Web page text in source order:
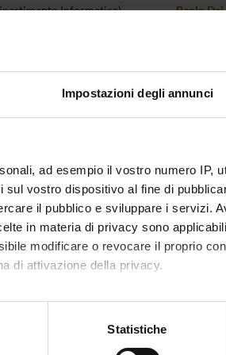
Impostazioni degli annunci
ad esempio il vostro numero IP,
vostro dispositivo al fine di
il pubblico e sviluppare i servizi.
in materia di privacy sono
modificare o revocare il proprio
di attivazione della privacy.
con un'approssimazione di
Statistiche
Informatica)
Informatica)
associato
Informatica)
associato
Informatica)
associato
Informatica)
Paolo Dai
Cecilia
Graziano